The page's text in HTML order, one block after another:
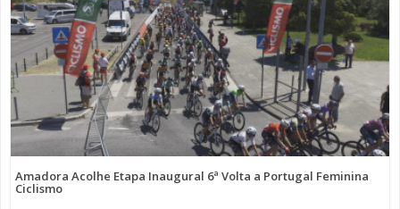
Amadora Acolhe Etapa Inaugural 6ª Volta a Portugal Feminina
Ciclismo